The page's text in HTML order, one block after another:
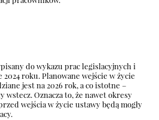
do wykazu prac legislacyjnych i
roku. Planowane wejście w życie
jest na 2026 rok, a co istotne –
wstecz. Oznacza to, że nawet okresy
wejścia w życie ustawy będą mogły